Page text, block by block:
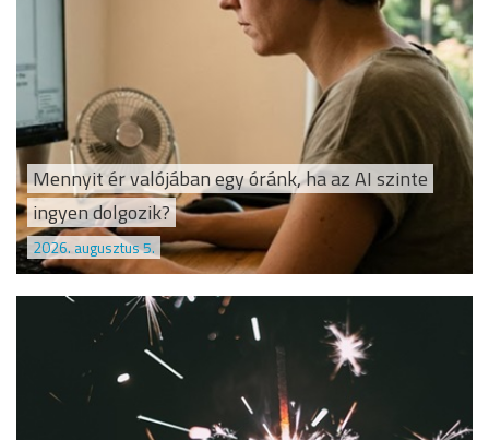
Mennyit ér valójában egy óránk, ha az AI szinte
ingyen dolgozik?
2026. augusztus 5.